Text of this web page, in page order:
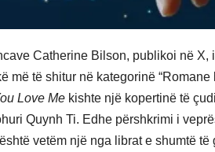
Catherine Bilson, publikoi në X,
më të shitur në kategorinë
Love Me kishte një kopertinë të
Quynh Ti. Edhe përshkrimi i
vetëm një nga librat e shumtë